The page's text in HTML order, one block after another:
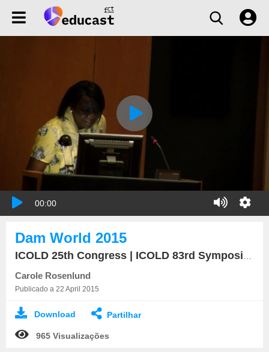
00:00
Dam World 2015
ICOLD 25th Congress | ICOLD 83rd Symposium yHdropower15
Carole Rosenlund
Publicado a 22 April 2015
Download Partilhar
965 Visualizações